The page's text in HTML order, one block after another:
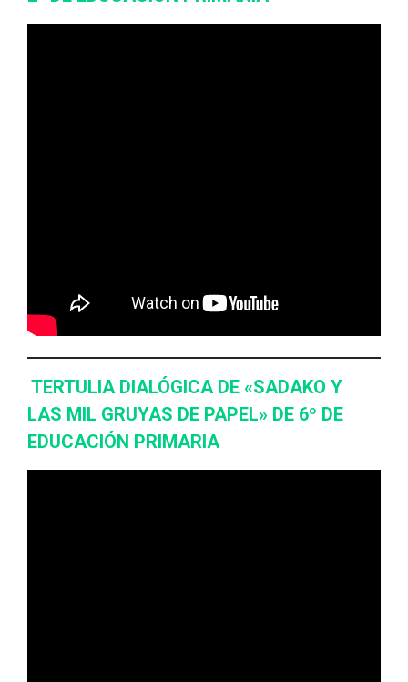
TERTULIA DIALÓGICA DE «SADAKO Y
LAS MIL GRUYAS DE PAPEL» DE 6º DE
EDUCACIÓN PRIMARIA